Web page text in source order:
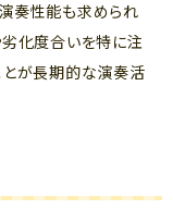
奏性能も求められ
劣化度合いを特に注
とが長期的な演奏活